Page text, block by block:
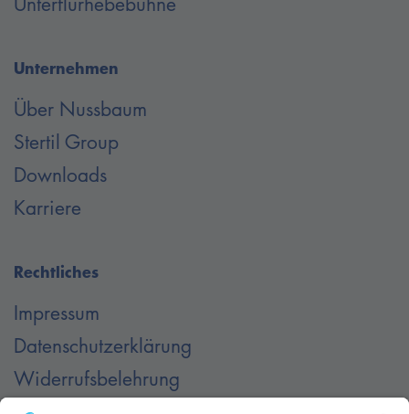
Unternehmen
Über Nussbaum
Stertil Group
Downloads
Karriere
Rechtliches
Impressum
Datenschutzerklärung
Widerrufsbelehrung